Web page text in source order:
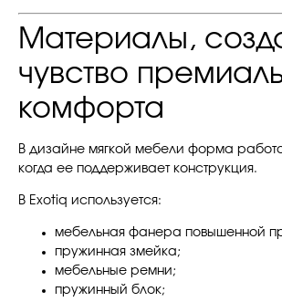
Материалы,
чувство
комфорта
В дизайне мягкой мебели форма
когда ее поддерживает конструкция.
В Exotiq используется:
мебельная фанера повышенной
пружинная змейка;
мебельные ремни;
пружинный блок;